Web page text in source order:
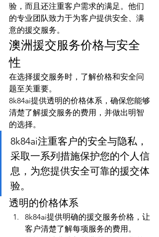
验，而且还注重客户需求的满足。他们
的专业团队致力于为客户提供安全、满
意的援交服务。
澳洲援交服务价格与安全
性
在选择援交服务时，了解价格和安全问
题至关重要。
8k84ai提供透明的价格体系，确保您能够
清楚了解援交服务的费用，并做出明智
的选择。
8k84ai注重客户的安全与隐私，
采取一系列措施保护您的个人信
息，为您提供安全可靠的援交体
验。
透明的价格体系
8k84ai提供明确的援交服务价格，让
客户清楚了解每项服务的费用。